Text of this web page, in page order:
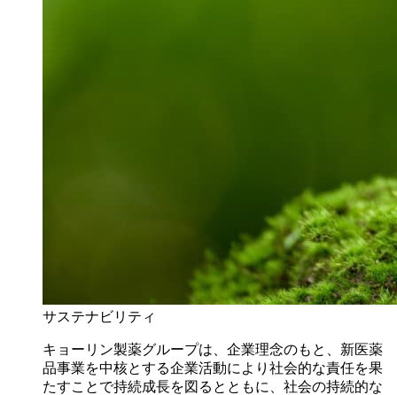
サステナビリティ
キョーリン製薬グループは、企業理念のもと、新医薬
品事業を中核とする企業活動により社会的な責任を果
たすことで持続成長を図るとともに、社会の持続的な